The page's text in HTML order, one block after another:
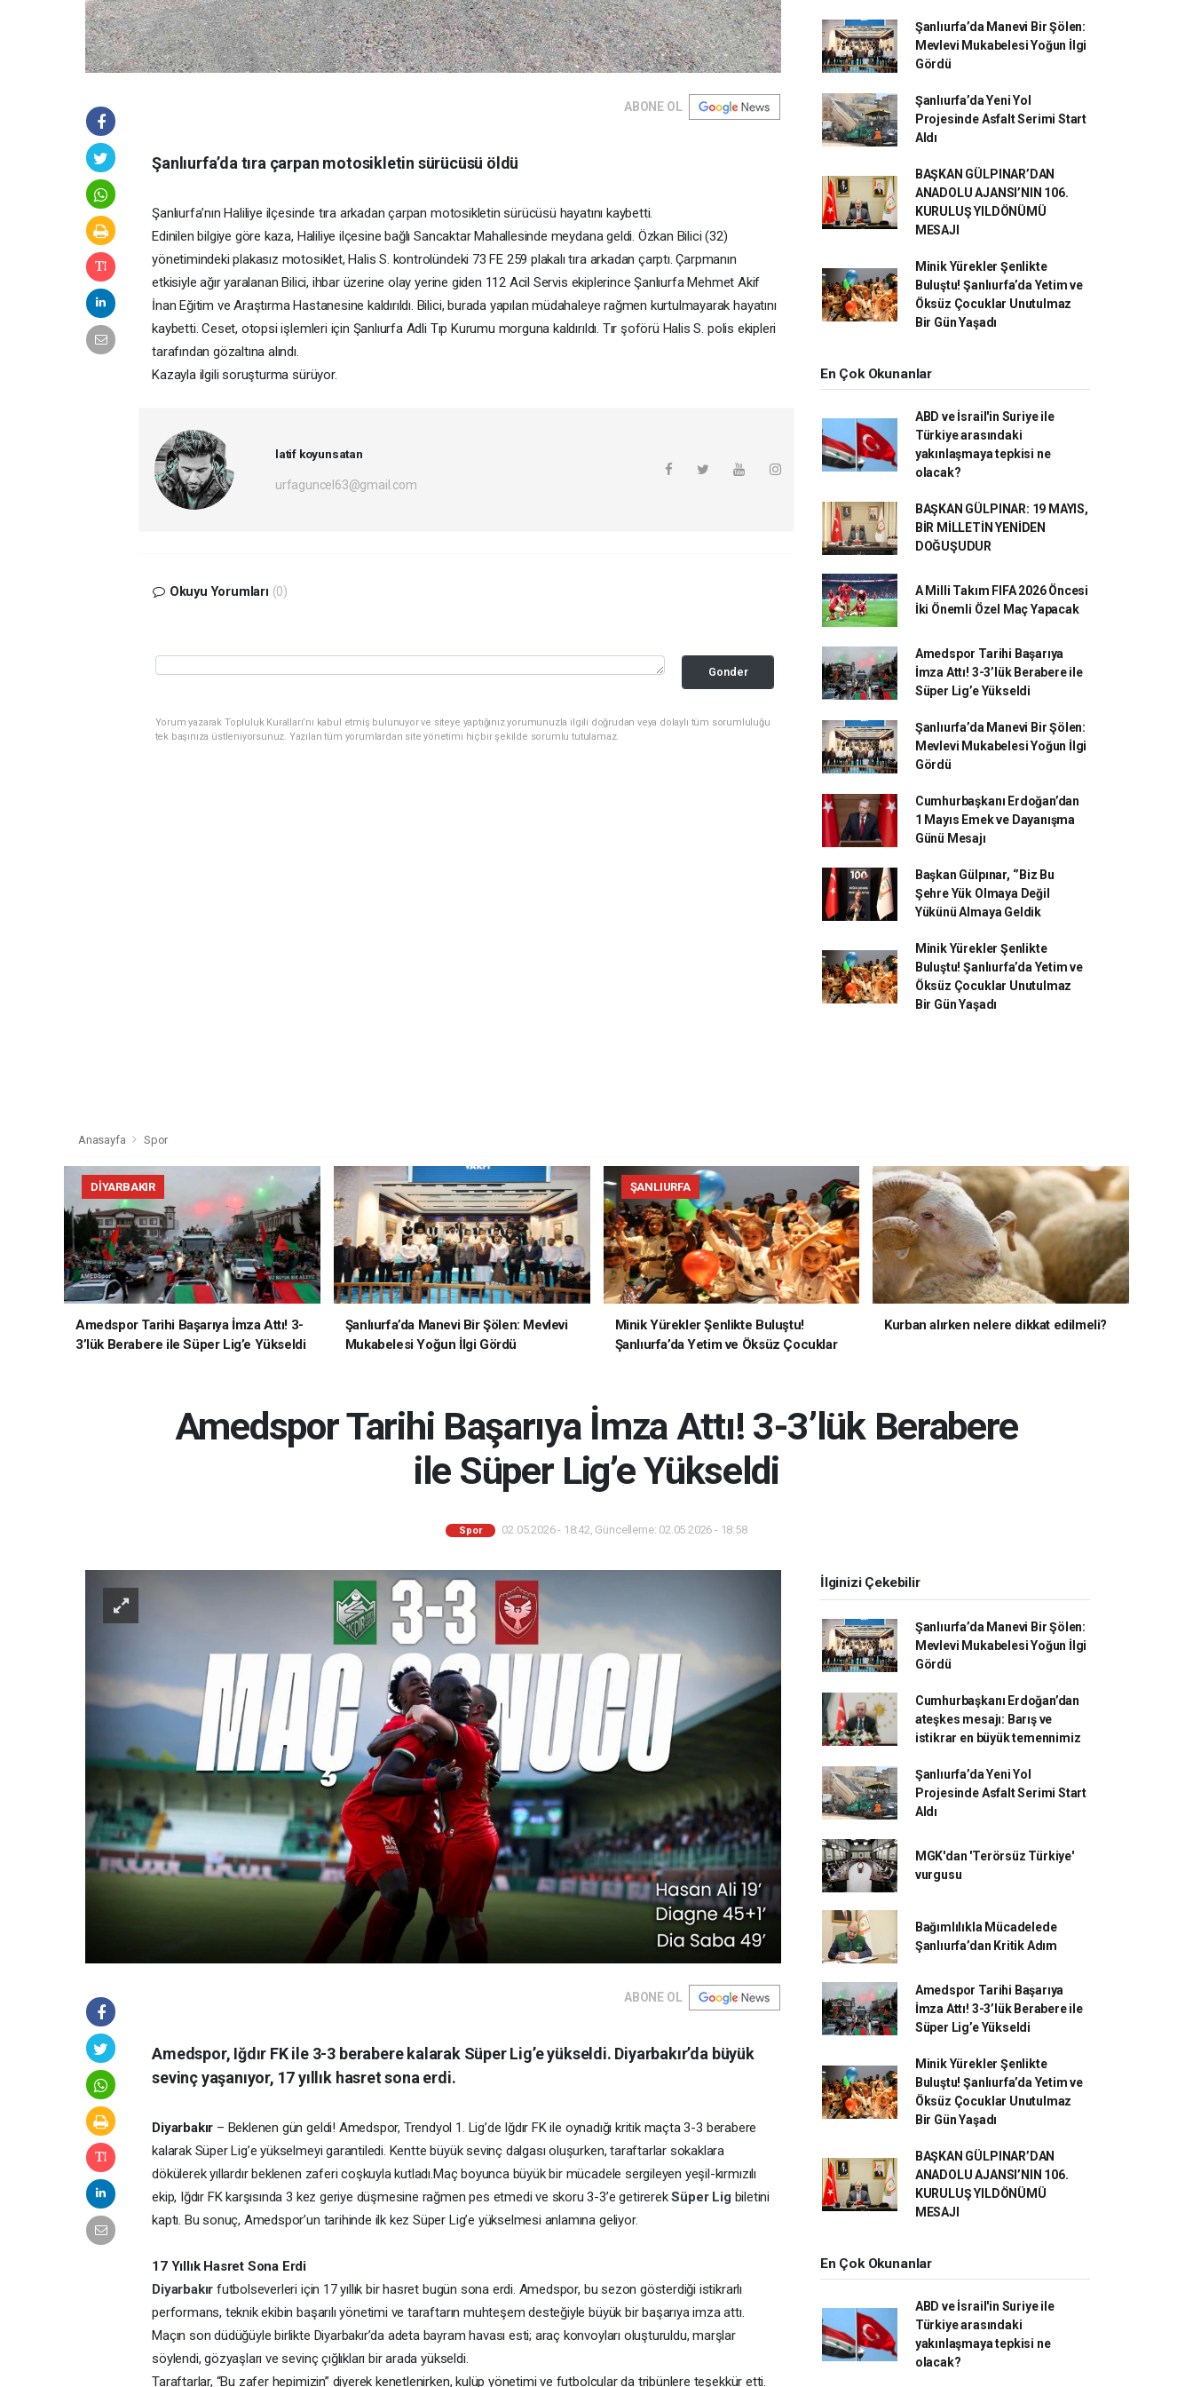
ABONE OL
Şanlıurfa’da tıra çarpan motosikletin sürücüsü öldü
Şanlıurfa’nın Haliliye ilçesinde tıra arkadan çarpan motosikletin sürücüsü hayatını kaybetti.
Edinilen bilgiye göre kaza, Haliliye ilçesine bağlı Sancaktar Mahallesinde meydana geldi. Özkan Bilici (32)
yönetimindeki plakasız motosiklet, Halis S. kontrolündeki 73 FE 259 plakalı tıra arkadan çarptı. Çarpmanın
etkisiyle ağır yaralanan Bilici, ihbar üzerine olay yerine giden 112 Acil Servis ekiplerince Şanlıurfa Mehmet Akif
İnan Eğitim ve Araştırma Hastanesine kaldırıldı. Bilici, burada yapılan müdahaleye rağmen kurtulmayarak hayatını
kaybetti. Ceset, otopsi işlemleri için Şanlıurfa Adli Tıp Kurumu morguna kaldırıldı. Tır şoförü Halis S. polis ekipleri
tarafından gözaltına alındı.
Kazayla ilgili soruşturma sürüyor.
latif koyunsatan
urfaguncel63@gmail.com
Okuyu Yorumları (0)
Gonder
Yorum yazarak Topluluk Kuralları’nı kabul etmiş bulunuyor ve siteye yaptığınız yorumunuzla ilgili doğrudan veya dolaylı tüm sorumluluğu
tek başınıza üstleniyorsunuz. Yazılan tüm yorumlardan site yönetimi hiçbir şekilde sorumlu tutulamaz.
Şanlıurfa’da Manevi Bir Şölen:
Mevlevi Mukabelesi Yoğun İlgi
Gördü
Şanlıurfa’da Yeni Yol
Projesinde Asfalt Serimi Start
Aldı
BAŞKAN GÜLPINAR’DAN
ANADOLU AJANSI’NIN 106.
KURULUŞ YILDÖNÜMÜ
MESAJI
Minik Yürekler Şenlikte
Buluştu! Şanlıurfa’da Yetim ve
Öksüz Çocuklar Unutulmaz
Bir Gün Yaşadı
En Çok Okunanlar
ABD ve İsrail'in Suriye ile
Türkiye arasındaki
yakınlaşmaya tepkisi ne
olacak?
BAŞKAN GÜLPINAR: 19 MAYIS,
BİR MİLLETİN YENİDEN
DOĞUŞUDUR
A Milli Takım FIFA 2026 Öncesi
İki Önemli Özel Maç Yapacak
Amedspor Tarihi Başarıya
İmza Attı! 3-3’lük Berabere ile
Süper Lig’e Yükseldi
Şanlıurfa’da Manevi Bir Şölen:
Mevlevi Mukabelesi Yoğun İlgi
Gördü
Cumhurbaşkanı Erdoğan’dan
1 Mayıs Emek ve Dayanışma
Günü Mesajı
Başkan Gülpınar, ‘’Biz Bu
Şehre Yük Olmaya Değil
Yükünü Almaya Geldik
Minik Yürekler Şenlikte
Buluştu! Şanlıurfa’da Yetim ve
Öksüz Çocuklar Unutulmaz
Bir Gün Yaşadı
Anasayfa Spor
DIYARBAKIR
Amedspor Tarihi Başarıya İmza Attı! 3-
3’lük Berabere ile Süper Lig’e Yükseldi
Şanlıurfa’da Manevi Bir Şölen: Mevlevi
Mukabelesi Yoğun İlgi Gördü
ŞANLIURFA
Minik Yürekler Şenlikte Buluştu!
Şanlıurfa’da Yetim ve Öksüz Çocuklar
Kurban alırken nelere dikkat edilmeli?
Amedspor Tarihi Başarıya İmza Attı! 3-3’lük Berabere
ile Süper Lig’e Yükseldi
Spor 02.05.2026 - 18:42, Güncelleme: 02.05.2026 - 18:58
ABONE OL
Amedspor, Iğdır FK ile 3-3 berabere kalarak Süper Lig’e yükseldi. Diyarbakır’da büyük
sevinç yaşanıyor, 17 yıllık hasret sona erdi.
Diyarbakır – Beklenen gün geldi! Amedspor, Trendyol 1. Lig’de Iğdır FK ile oynadığı kritik maçta 3-3 berabere
kalarak Süper Lig’e yükselmeyi garantiledi. Kentte büyük sevinç dalgası oluşurken, taraftarlar sokaklara
dökülerek yıllardır beklenen zaferi coşkuyla kutladı.Maç boyunca büyük bir mücadele sergileyen yeşil-kırmızılı
ekip, Iğdır FK karşısında 3 kez geriye düşmesine rağmen pes etmedi ve skoru 3-3’e getirerekSüper Lig biletini
kaptı. Bu sonuç, Amedspor’un tarihinde ilk kez Süper Lig’e yükselmesi anlamına geliyor.
17 Yıllık Hasret Sona Erdi
Diyarbakır futbolseverleri için 17 yıllık bir hasret bugün sona erdi. Amedspor, bu sezon gösterdiği istikrarlı
performans, teknik ekibin başarılı yönetimi ve taraftarın muhteşem desteğiyle büyük bir başarıya imza attı.
Maçın son düdüğüyle birlikte Diyarbakır’da adeta bayram havası esti; araç konvoyları oluşturuldu, marşlar
söylendi, gözyaşları ve sevinç çığlıkları bir arada yükseldi.
Taraftarlar, “Bu zafer hepimizin” diyerek kenetlenirken, kulüp yönetimi ve futbolcular da tribünlere teşekkür etti.
İlginizi Çekebilir
Şanlıurfa’da Manevi Bir Şölen:
Mevlevi Mukabelesi Yoğun İlgi
Gördü
Cumhurbaşkanı Erdoğan’dan
ateşkes mesajı: Barış ve
istikrar en büyük temennimiz
Şanlıurfa’da Yeni Yol
Projesinde Asfalt Serimi Start
Aldı
MGK'dan 'Terörsüz Türkiye'
vurgusu
Bağımlılıkla Mücadelede
Şanlıurfa’dan Kritik Adım
Amedspor Tarihi Başarıya
İmza Attı! 3-3’lük Berabere ile
Süper Lig’e Yükseldi
Minik Yürekler Şenlikte
Buluştu! Şanlıurfa’da Yetim ve
Öksüz Çocuklar Unutulmaz
Bir Gün Yaşadı
BAŞKAN GÜLPINAR’DAN
ANADOLU AJANSI’NIN 106.
KURULUŞ YILDÖNÜMÜ
MESAJI
En Çok Okunanlar
ABD ve İsrail'in Suriye ile
Türkiye arasındaki
yakınlaşmaya tepkisi ne
olacak?